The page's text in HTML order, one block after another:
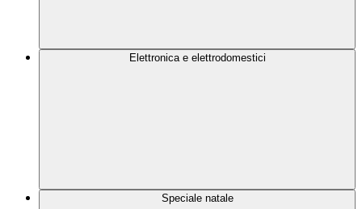
Elettronica e elettrodomestici
Speciale natale